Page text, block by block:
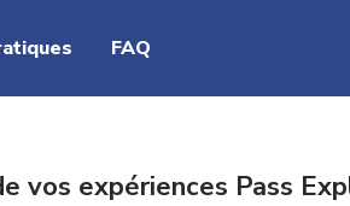
FAQ
vos expériences Pass